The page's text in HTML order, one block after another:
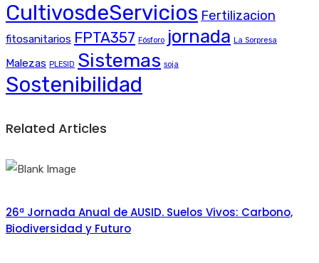
CultivosdeServicios Fertilizacion
fitosanitarios FPTA357 Fósforo jornada La Sorpresa
Malezas PLESID Sistemas soja
Sostenibilidad
Related Articles
26ª Jornada Anual de AUSID. Suelos Vivos: Carbono,
Biodiversidad y Futuro